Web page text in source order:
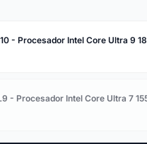
- Procesador Intel Core Ultra 9
- Procesador Intel Core Ultra 7